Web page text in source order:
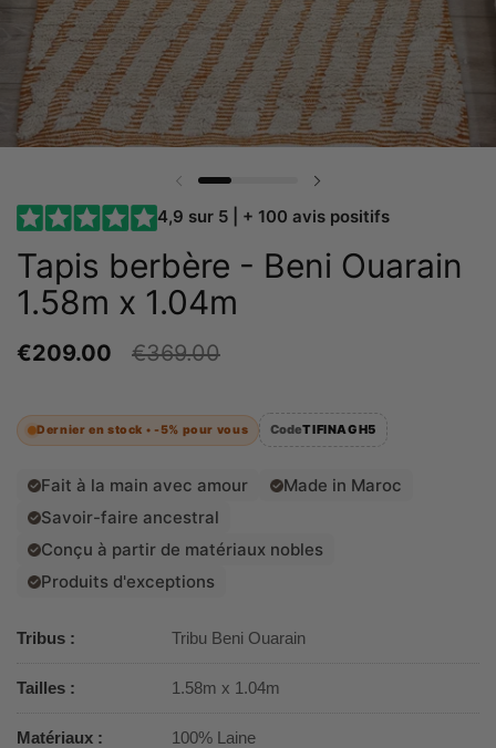
Diapositive précédente
4,9 sur 5 | + 100 avis positifs
Tapis berbère - Beni Ouarain
1.58m x 1.04m
€209.00 €369.00
Dernier en stock • -5% pour vous CodeTIFINAGH5
Fait à la main avec amour
Made in Maroc
Savoir-faire ancestral
Conçu à partir de matériaux nobles
Produits d'exceptions
Tribus : Tribu Beni Ouarain
Tailles : 1.58m x 1.04m
Matériaux : 100% Laine